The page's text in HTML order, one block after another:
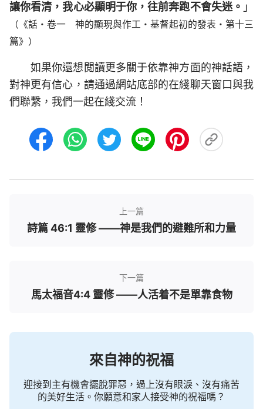
讓你看清，我心必顯明于你，往前奔跑不會失迷。 」
（《話・卷一 神的顯現與作工・基督起初的發表・第十三
篇》）
如果你還想閲讀更多關于依靠神方面的神話語，
對神更有信心，請通過網站底部的在綫聊天窗口與我
們聯繫，我們一起在綫交流！
上一篇
詩篇 46:1 靈修 ——神是我們的避難所和力量
下一篇
馬太福音4:4 靈修 ——人活着不是單靠食物
來自神的祝福
迎接到主有機會擺脫罪惡，過上沒有眼淚、沒有痛苦
的美好生活。你願意和家人接受神的祝福嗎？